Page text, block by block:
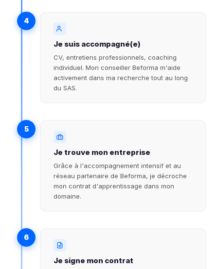
4
Je suis accompagné(e)
CV, entretiens professionnels, coaching
individuel. Mon conseiller Beforma m'aide
activement dans ma recherche tout au long
du SAS.
5
Je trouve mon entreprise
Grâce à l'accompagnement intensif et au
réseau partenaire de Beforma, je décroche
mon contrat d'apprentissage dans mon
domaine.
6
Je signe mon contrat